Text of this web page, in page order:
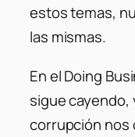
estos temas,
las mismas.
En el Doing
sigue cayendo,
corrupción nos